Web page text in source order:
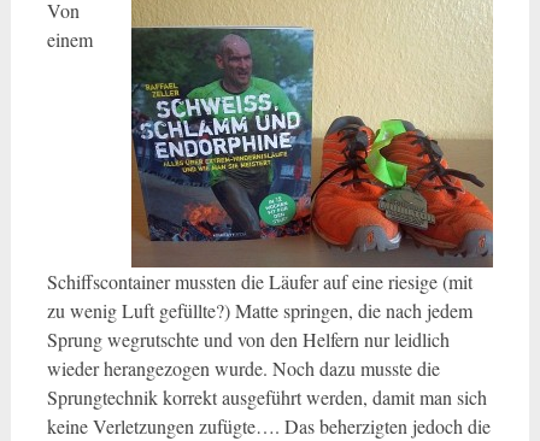
Von
einem
Schiffscontainer mussten die Läufer auf eine riesige (mit
zu wenig Luft gefüllte?) Matte springen, die nach jedem
Sprung wegrutschte und von den Helfern nur leidlich
wieder herangezogen wurde. Noch dazu musste die
Sprungtechnik korrekt ausgeführt werden, damit man sich
keine Verletzungen zufügte…. Das beherzigten jedoch die